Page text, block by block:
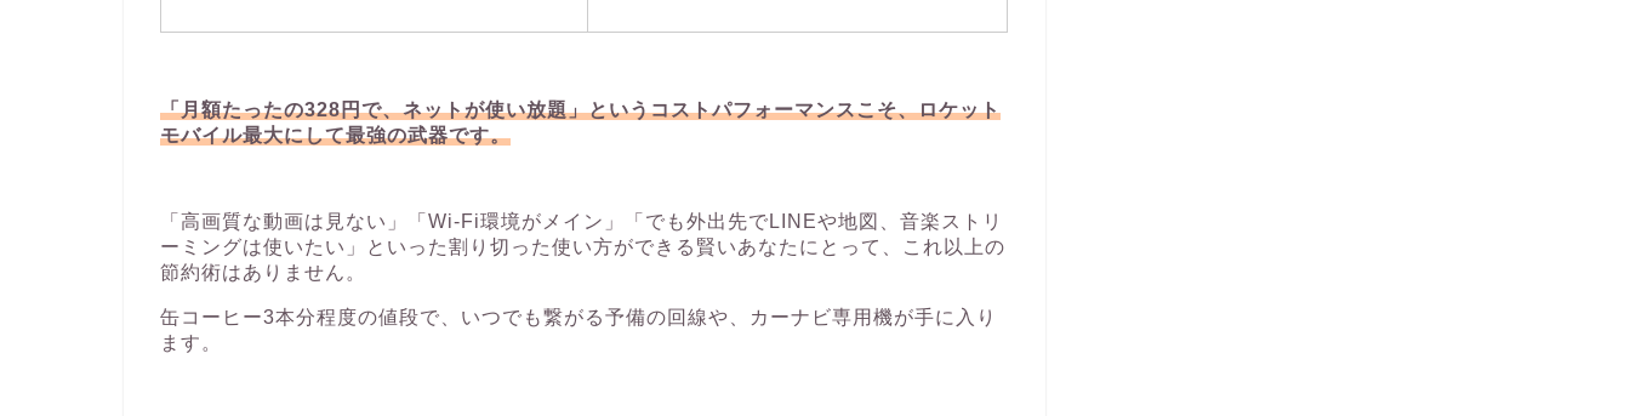
「月額たったの328円で、ネットが使い放題」というコストパフォーマンスこそ、ロケット
モバイル最大にして最強の武器です。
「高画質な動画は見ない」「Wi-Fi環境がメイン」「でも外出先でLINEや地図、音楽ストリ
ーミングは使いたい」といった割り切った使い方ができる賢いあなたにとって、これ以上の
節約術はありません。
缶コーヒー3本分程度の値段で、いつでも繋がる予備の回線や、カーナビ専用機が手に入り
ます。